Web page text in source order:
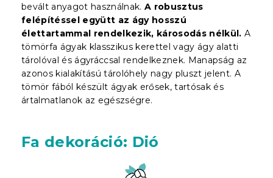
bevált anyagot használnak. A robusztus
felépítéssel együtt az ágy hosszú
élettartammal rendelkezik, károsodás nélkül. A
tömörfa ágyak klasszikus kerettel vagy ágy alatti
tárolóval és ágyráccsal rendelkeznek. Manapság az
azonos kialakítású tárolóhely nagy pluszt jelent. A
tömör fából készült ágyak erősek, tartósak és
ártalmatlanok az egészségre.
Fa dekoráció: Dió